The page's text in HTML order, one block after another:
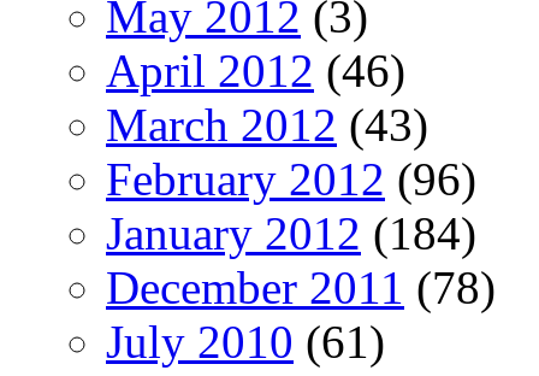
May 2012 (3)
April 2012 (46)
March 2012 (43)
February 2012 (96)
January 2012 (184)
December 2011 (78)
July 2010 (61)